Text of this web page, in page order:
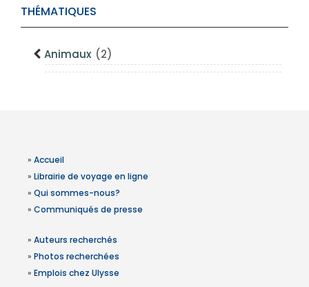
THÉMATIQUES
Animaux (2)
» Accueil
» Librairie de voyage en ligne
» Qui sommes-nous?
» Communiqués de presse
» Auteurs recherchés
» Photos recherchées
» Emplois chez Ulysse